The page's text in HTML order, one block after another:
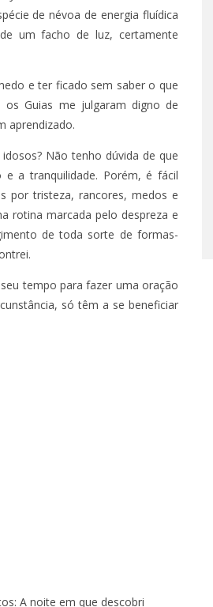
de névoa de energia fluídica
um facho de luz, certamente
e ter ficado sem saber o que
Guias me julgaram digno de
aprendizado.
Não tenho dúvida de que
a tranquilidade. Porém, é fácil
por tristeza, rancores, medos e
rotina marcada pelo despreza e
de toda sorte de formas-
tempo para fazer uma oração
só têm a se beneficiar
A noite em que descobri